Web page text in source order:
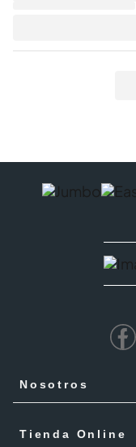
Nosotros
Tienda Online